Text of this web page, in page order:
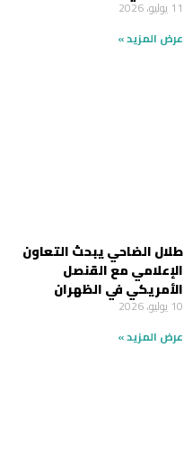
11 يوليو، 2026
عرض المزيد »
طلال الضاحي يبحث التعاون
الإعلامي مع القنصل
الأمريكي في الظهران
10 يوليو، 2026
عرض المزيد »